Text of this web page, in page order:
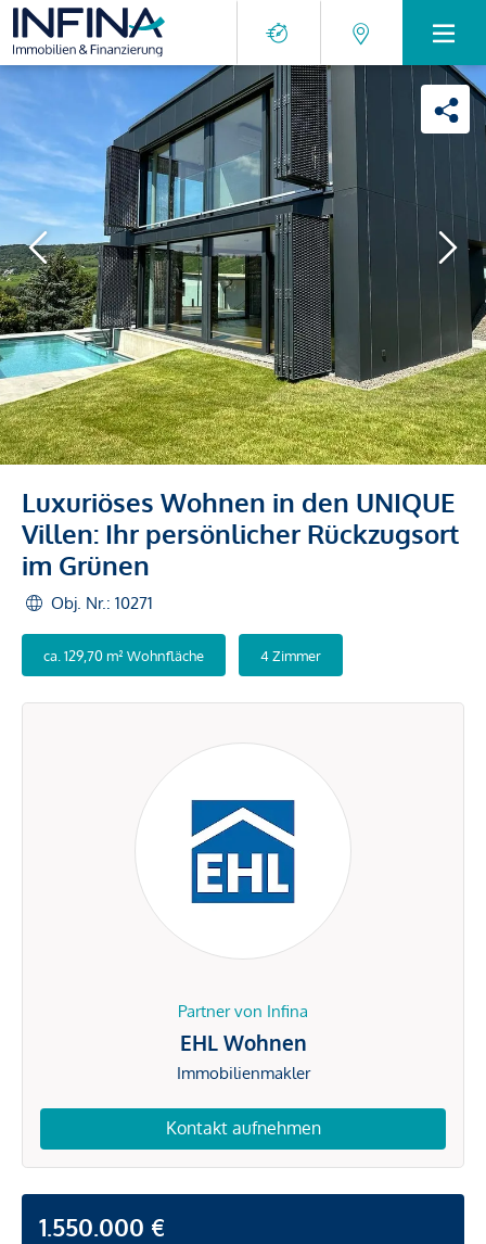
Luxuriöses Wohnen in den UNIQUE
Villen: Ihr persönlicher Rückzugsort
im Grünen
Obj. Nr.: 10271
ca. 129,70 m² Wohnfläche 4 Zimmer
Partner von Infina
EHL Wohnen
Immobilienmakler
Kontakt aufnehmen
1.550.000 €